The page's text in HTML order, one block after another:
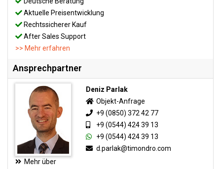
Aktuelle Preisentwicklung
Rechtssicherer Kauf
After Sales Support
>> Mehr erfahren
Ansprechpartner
Mehr über
Deniz Parlak
Objekt-Anfrage
+9 (0850) 372 42 77
+9 (0544) 424 39 13
+9 (0544) 424 39 13
d.parlak@timondro.com